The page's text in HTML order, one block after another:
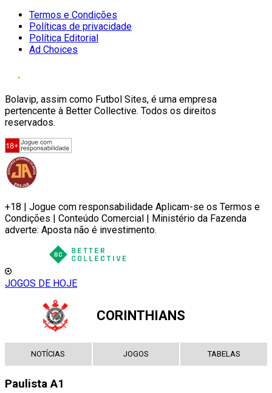
Termos e Condições
Políticas de privacidade
Política Editorial
Ad Choices
Bolavip, assim como Futbol Sites, é uma empresa
pertencente à Better Collective. Todos os direitos
reservados.
+18 | Jogue com responsabilidade Aplicam-se os Termos e
Condições | Conteúdo Comercial | Ministério da Fazenda
adverte: Aposta não é investimento.
JOGOS DE HOJE
CORINTHIANS
NOTÍCIAS JOGOS TABELAS
Paulista A1